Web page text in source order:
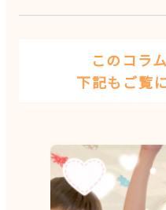
このコラ
下記もご覧